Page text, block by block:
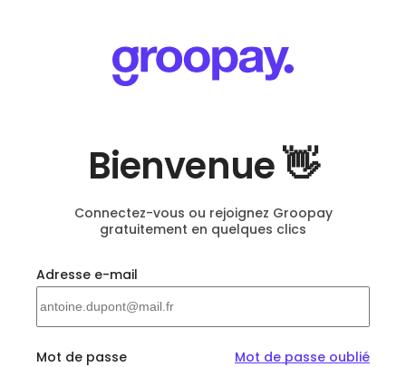
Bienvenue 👋
Connectez-vous ou rejoignez Groopay
gratuitement en quelques clics
Adresse e-mail
Mot de passe Mot de passe oublié